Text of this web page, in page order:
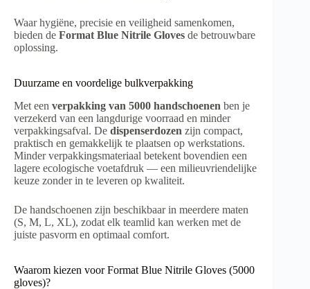
Waar hygiëne, precisie en veiligheid samenkomen,
bieden de Format Blue Nitrile Gloves de betrouwbare
oplossing.
Duurzame en voordelige bulkverpakking
Met een verpakking van 5000 handschoenen ben je
verzekerd van een langdurige voorraad en minder
verpakkingsafval. De dispenserdozen zijn compact,
praktisch en gemakkelijk te plaatsen op werkstations.
Minder verpakkingsmateriaal betekent bovendien een
lagere ecologische voetafdruk — een milieuvriendelijke
keuze zonder in te leveren op kwaliteit.
De handschoenen zijn beschikbaar in meerdere maten
(S, M, L, XL), zodat elk teamlid kan werken met de
juiste pasvorm en optimaal comfort.
Waarom kiezen voor Format Blue Nitrile Gloves (5000
gloves)?